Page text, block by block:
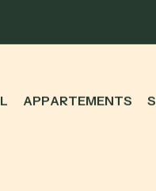
L APPARTEMENTS S